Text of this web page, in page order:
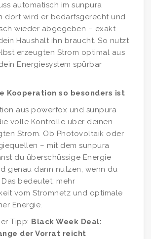
automatisch im sunpura
dort wird er bedarfsgerecht und
wieder abgegeben – exakt
Haushalt ihn braucht. So nutzt
erzeugten Strom optimal aus
Energiesystem spürbar
Kooperation so besonders ist
aus powerfox und sunpura
volle Kontrolle über deinen
Strom. Ob Photovoltaik oder
– mit dem sunpura
du überschüssige Energie
genau dann nutzen, wenn du
bedeutet: mehr
vom Stromnetz und optimale
Energie.
Tipp: Black Week Deal:
der Vorrat reicht